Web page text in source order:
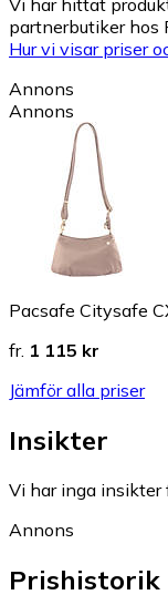
partnerbutiker hos
Hur vi visar priser
Annons
Annons
Pacsafe Citysafe
fr. 1 115 kr
Jämför alla priser
Insikter
Vi har inga insikter
Annons
Prishistorik